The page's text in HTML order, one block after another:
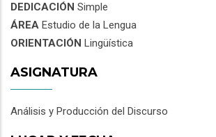
DEDICACIÓN Simple
ÁREA Estudio de la Lengua
ORIENTACIÓN Lingüística
ASIGNATURA
Análisis y Producción del Discurso